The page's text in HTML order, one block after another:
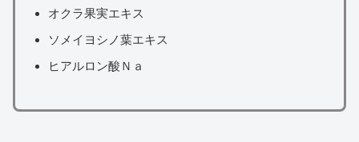
オクラ果実エキス
ソメイヨシノ葉エキス
ヒアルロン酸Ｎａ